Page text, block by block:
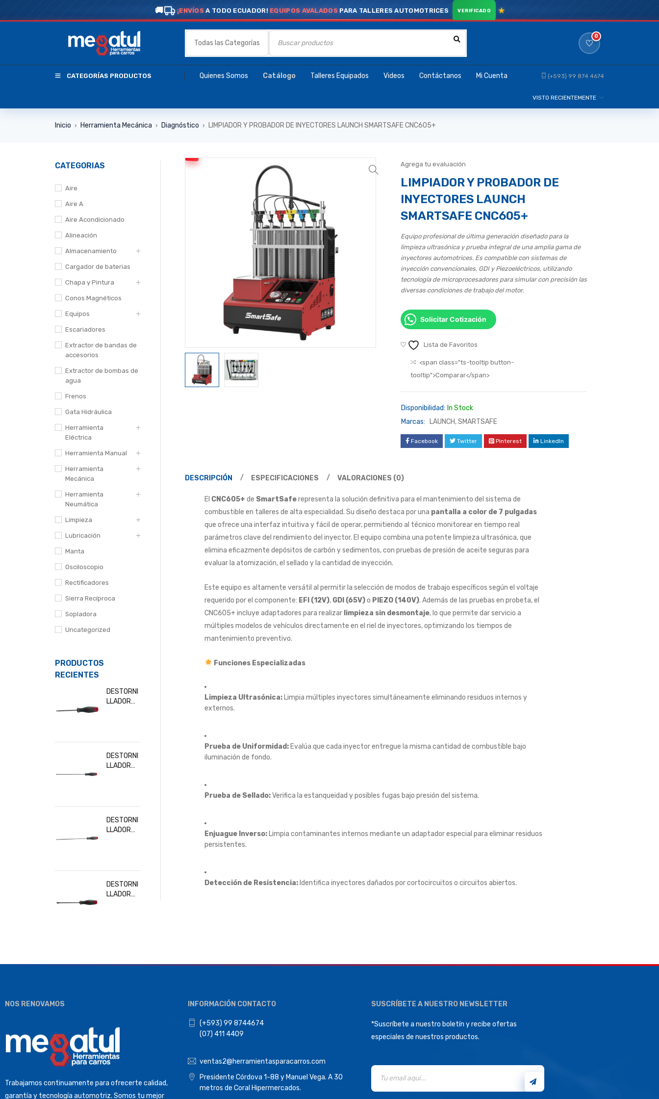
¡ENVÍOSA TODO ECUADOR! EQUIPOS AVALADOSPARA TALLERES AUTOMOTRICES
0
CATEGORÍAS PRODUCTOS Quienes Somos Catálogo Talleres Equipados Videos Contáctanos Mi Cuenta (+593) 99 874 4674
VISTO RECIENTEMENTE
Inicio › Herramienta Mecánica › Diagnóstico › LIMPIADOR Y PROBADOR DE INYECTORES LAUNCH SMARTSAFE CNC605+
CATEGORIAS
Aire
Aire A
Aire Acondicionado
Alineación
Almacenamiento
Cargador de baterias
Chapa y Pintura
Conos Magnéticos
Equipos
Escariadores
Extractor de bandas de
accesorios
Extractor de bombas de
agua
Frenos
Gata Hidráulica
Herramienta
Eléctrica
Herramienta Manual
Herramienta
Mecánica
Herramienta
Neumática
Limpieza
Lubricación
Manta
Osciloscopio
Rectificadores
Sierra Recíproca
Sopladora
Uncategorized
PRODUCTOS
RECIENTES
DESTORNI
LLADOR
DESTORNI
LLADOR
32919
DESTORNI
LLADOR
32916
DESTORNI
LLADOR
Agrega tu evaluación
LIMPIADOR Y PROBADOR DE
INYECTORES LAUNCH
SMARTSAFE CNC605+
Equipo profesional de última generación diseñado para la
limpieza ultrasónica y prueba integral de una amplia gama de
inyectores automotrices. Es compatible con sistemas de
inyección convencionales, GDIyPiezoeléctricos, utilizando
tecnología de microprocesadores para simular con precisión las
diversas condiciones de trabajo del motor.
Solicitar Cotización
Lista de Favoritos
<span class="ts-tooltip button-
tooltip">Comparar</span>
Disponibilidad: In Stock
Marcas:
LAUNCH,SMARTSAFE
Facebook Twitter Pinterest LinkedIn
DESCRIPCIÓN ESPECIFICACIONES VALORACIONES (0)
El CNC605+ de SmartSaferepresenta la solución definitiva para el mantenimiento del sistema de
combustible en talleres de alta especialidad. Su diseño destaca por una pantalla a color de 7 pulgadas
que ofrece una interfaz intuitiva y fácil de operar, permitiendo al técnico monitorear en tiempo real
parámetros clave del rendimiento del inyector. El equipo combina una potente limpieza ultrasónica, que
elimina eficazmente depósitos de carbón y sedimentos, con pruebas de presión de aceite seguras para
evaluar la atomización, el sellado y la cantidad de inyección.
Este equipo es altamente versátil al permitir la selección de modos de trabajo específicos según el voltaje
requerido por el componente: EFI (12V), GDI (65V)o PIEZO (140V). Además de las pruebas en probeta, el
CNC605+ incluye adaptadores para realizar limpieza sin desmontaje, lo que permite dar servicio a
múltiples modelos de vehículos directamente en el riel de inyectores, optimizando los tiempos de
mantenimiento preventivo.
Funciones Especializadas
Limpieza Ultrasónica: Limpia múltiples inyectores simultáneamente eliminando residuos internos y
externos.
Prueba de Uniformidad: Evalúa que cada inyector entregue la misma cantidad de combustible bajo
iluminación de fondo.
Prueba de Sellado:Verifica la estanqueidad y posibles fugas bajo presión del sistema.
Enjuague Inverso: Limpia contaminantes internos mediante un adaptador especial para eliminar residuos
persistentes.
Detección de Resistencia: Identifica inyectores dañados por cortocircuitos o circuitos abiertos.
NOS RENOVAMOS
Trabajamos continuamente para ofrecerte calidad,
garantía y tecnología automotriz. Somos tu mejor
INFORMACIÓN CONTACTO
(+593) 99 8744674
(07) 411 4409
ventas2@herramientasparacarros.com
Presidente Córdova 1-88 y Manuel Vega. A 30
metros de Coral Hipermercados.
SUSCRÍBETE A NUESTRO NEWSLETTER
*Suscríbete a nuestro boletín y recibe ofertas
especiales de nuestros productos.